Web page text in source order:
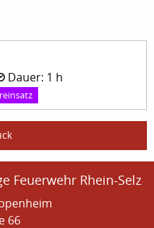
Dauer: 1 h
Feuerwehr Rhein-Selz
66